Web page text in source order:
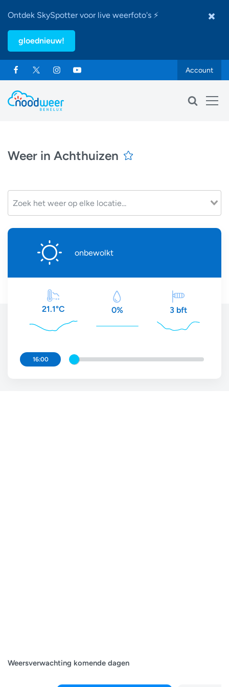
Ontdek SkySpotter voor live weerfoto's ⚡
gloednieuw!
Account
Weer in Achthuizen
onbewolkt
21.1°C 0% 3 bft
16:00
Weersverwachting komende dagen